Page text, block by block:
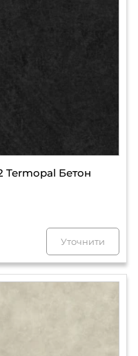
Termopal Бетон
Уточнити